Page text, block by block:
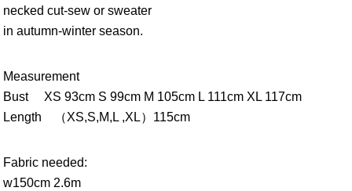
necked cut-sew or sweater
in autumn-winter season.
Measurement
Bust XS 93cm S 99cm M 105cm L 111cm XL 117cm
Length （XS,S,M,L ,XL）115cm
Fabric needed:
w150cm 2.6m